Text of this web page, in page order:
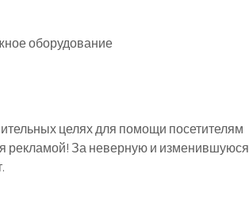
оборудование
целях для помощи посетителям
рекламой! За неверную и изменившуюся